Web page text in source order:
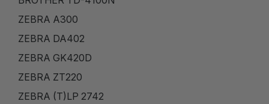
ZEBRA A300
ZEBRA DA402
ZEBRA GK420D
ZEBRA ZT220
ZEBRA (T)LP 2742